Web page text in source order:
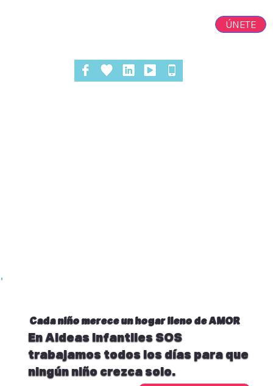
ÚNETE
Cada niño merece un hogar lleno deAMOR
En Aldeas Infantiles SOS
trabajamos todos los días para que
ningún niño crezca solo.